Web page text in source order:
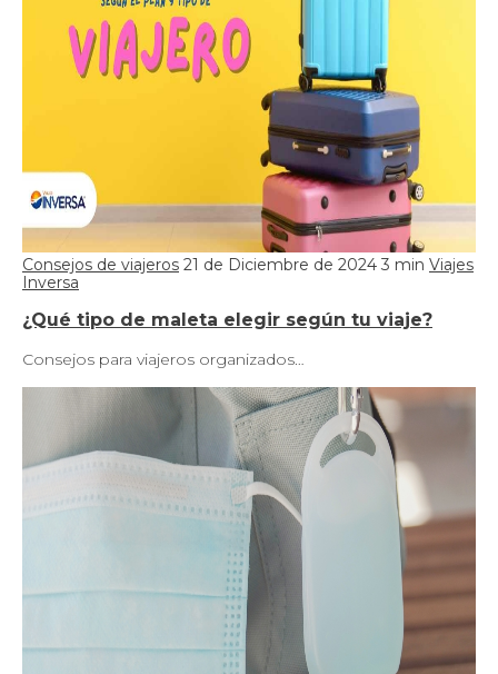
Consejos de viajeros 21 de Diciembre de 2024 3 min Viajes
Inversa
¿Qué tipo de maleta elegir según tu viaje?
Consejos para viajeros organizados…